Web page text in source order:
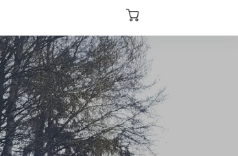
Winkelwagen